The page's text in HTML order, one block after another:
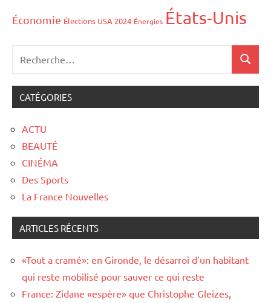
Économie Élections USA 2024 Énergies États-Unis
CATÉGORIES
ACTU
BEAUTÉ
CINÉMA
Des Sports
La France Nouvelles
ARTICLES RÉCENTS
«Tout a cramé»: en Gironde, le désarroi d’un habitant
qui reste mobilisé pour sauver ce qui reste
France: Zidane «espère» que Christophe Gleizes,